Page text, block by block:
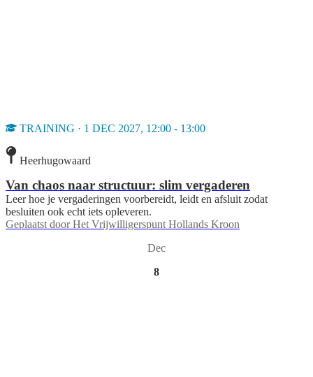
TRAINING · 1 DEC 2027, 12:00 - 13:00
Heerhugowaard
Van chaos naar structuur: slim vergaderen
Leer hoe je vergaderingen voorbereidt, leidt en afsluit zodat
besluiten ook echt iets opleveren.
Geplaatst door Het Vrijwilligerspunt Hollands Kroon
Dec
8